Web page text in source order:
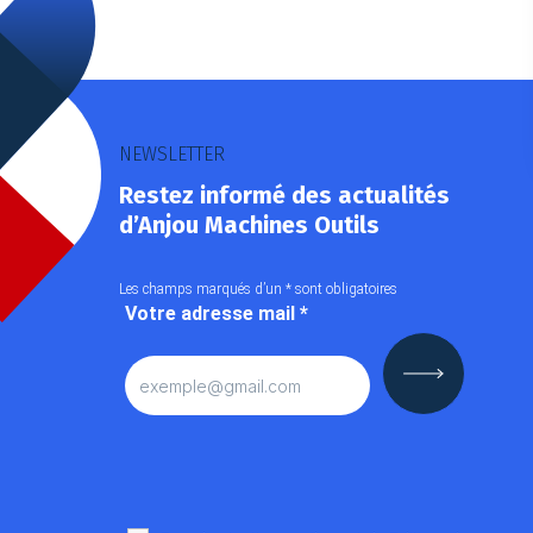
NEWSLETTER
Restez informé des actualités
d’Anjou Machines Outils
Les champs marqués d’un * sont obligatoires
Votre adresse mail *